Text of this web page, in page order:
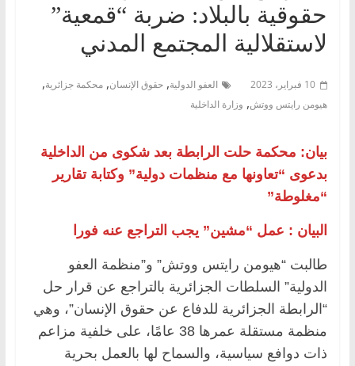
حقوقية بالبلاد: ضربة “قمعية”
لاستقلالية المجتمع المدني
10 فبراير، 2023 العفو الدولية, حقوق الإنسان, محكمة جزائرية,
هيومن رايتس ووتش, وزارة الداخلية
بيان: محكمة حلت الرابطة بعد شكوى من الداخلية
بدعوى “تعاونها مع منظمات دولية” وكتابة تقارير
“مغلوطة”
البيان : عمل “مشين” يجب التراجع عنه فورا
طالبت “هيومن رايتس ووتش” و”منظمة العفو
الدولية” السلطات الجزائرية بالتراجع عن قرار حل
“الرابطة الجزائرية للدفاع عن حقوق الإنسان”، وهي
منظمة مستقلة عمرها 38 عامًا، على خلفية مزاعم
ذات دوافع سياسية، والسماح لها بالعمل بحرية